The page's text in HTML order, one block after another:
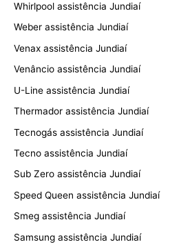
Whirlpool assistência Jundiaí
Weber assistência Jundiaí
Venax assistência Jundiaí
Venâncio assistência Jundiaí
U-Line assistência Jundiaí
Thermador assistência Jundiaí
Tecnogás assistência Jundiaí
Tecno assistência Jundiaí
Sub Zero assistência Jundiaí
Speed Queen assistência Jundiaí
Smeg assistência Jundiaí
Samsung assistência Jundiaí